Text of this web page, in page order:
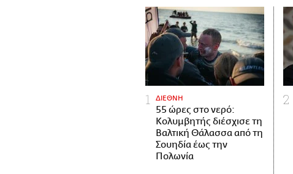
ΔΙΕΘΝΗ
55 ώρες στο νερό:
Κολυμβητής διέσχισε τη
Βαλτική Θάλασσα από τη
Σουηδία έως την
Πολωνία